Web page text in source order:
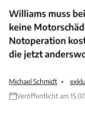
Williams muss
keine
Notoperation
die jetzt
Michael Schmidt
Veröffentlicht am